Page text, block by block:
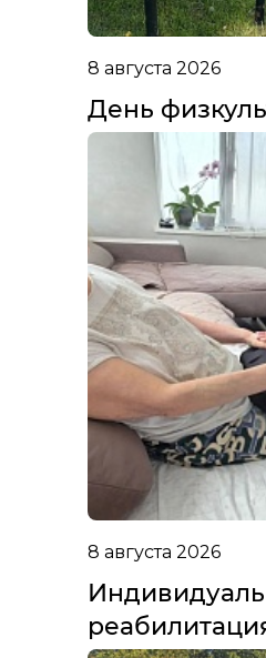
8 августа 2026
День
8 августа 2026